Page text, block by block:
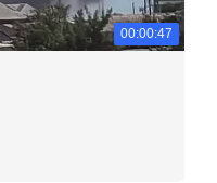
00:00:47